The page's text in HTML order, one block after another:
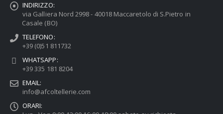
INDIRIZZO:
via Galliera Nord 2998 - 40018 Maccaretolo di S.Pietro in
Casale (BO)
TELEFONO:
+39 (0)51 811732
WHATSAPP:
+39 335 181 8204
EMAIL:
info@afcoltellerie.com
ORARI: